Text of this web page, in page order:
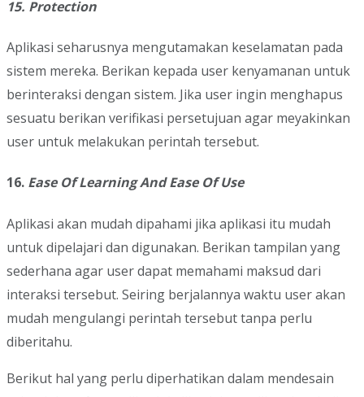
15. Protection
Aplikasi seharusnya mengutamakan keselamatan pada
sistem mereka. Berikan kepada user kenyamanan untuk
berinteraksi dengan sistem. Jika user ingin menghapus
sesuatu berikan verifikasi persetujuan agar meyakinkan
user untuk melakukan perintah tersebut.
16. Ease Of Learning And Ease Of Use
Aplikasi akan mudah dipahami jika aplikasi itu mudah
untuk dipelajari dan digunakan. Berikan tampilan yang
sederhana agar user dapat memahami maksud dari
interaksi tersebut. Seiring berjalannya waktu user akan
mudah mengulangi perintah tersebut tanpa perlu
diberitahu.
Berikut hal yang perlu diperhatikan dalam mendesain